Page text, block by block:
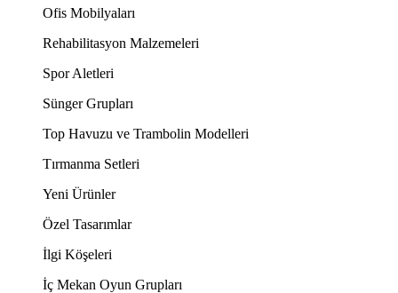
Ofis Mobilyaları
Rehabilitasyon Malzemeleri
Spor Aletleri
Sünger Grupları
Top Havuzu ve Trambolin Modelleri
Tırmanma Setleri
Yeni Ürünler
Özel Tasarımlar
İlgi Köşeleri
İç Mekan Oyun Grupları